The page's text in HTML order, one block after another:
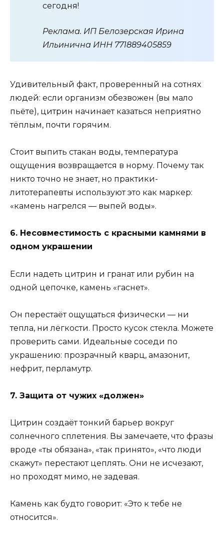
сегодня!
Реклама. ИП Белозерская Ирина
Ильинична ИНН 771889405859
Удивительный факт, проверенный на сотнях
людей: если организм обезвожен (вы мало
пьёте), цитрин начинает казаться неприятно
тёплым, почти горячим.
Стоит выпить стакан воды, температура
ощущения возвращается в норму. Почему так
никто точно не знает, но практики-
литотерапевты используют это как маркер:
«камень нагрелся — выпей воды».
6. Несовместимость с красными камнями в
одном украшении
Если надеть цитрин и гранат или рубин на
одной цепочке, камень «гаснет».
Он перестаёт ощущаться физически — ни
тепла, ни лёгкости. Просто кусок стекла. Можете
проверить сами. Идеальные соседи по
украшению: прозрачный кварц, амазонит,
нефрит, перламутр.
7. Защита от чужих «должен»
Цитрин создаёт тонкий барьер вокруг
солнечного сплетения. Вы замечаете, что фразы
вроде «ты обязана», «так принято», «что люди
скажут» перестают цеплять. Они не исчезают,
но проходят мимо, не задевая.
Камень как будто говорит: «Это к тебе не
относится».